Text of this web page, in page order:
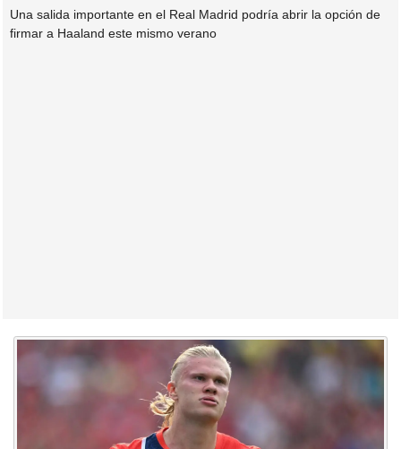
Una salida importante en el Real Madrid podría abrir la opción de
firmar a Haaland este mismo verano